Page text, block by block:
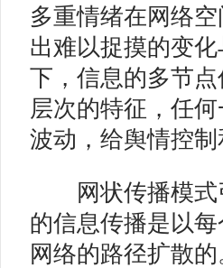
多重情绪在网络
出难以捉摸的变
下，信息的多节
层次的特征，任
波动，给舆情控
网状传播模式
的信息传播是以
网络的路径扩散